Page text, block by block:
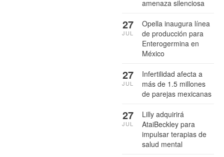
amenaza silenciosa
Opella inaugura línea
de producción para
Enterogermina en
México
27
JUL
Infertilidad afecta a
más de 1.5 millones
de parejas mexicanas
27
JUL
Lilly adquirirá
AtaiBeckley para
impulsar terapias de
salud mental
27
JUL